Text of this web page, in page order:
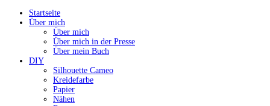
Startseite
Über mich
Über mich
Über mich in der Presse
Über mein Buch
DIY
Silhouette Cameo
Kreidefarbe
Papier
Nähen